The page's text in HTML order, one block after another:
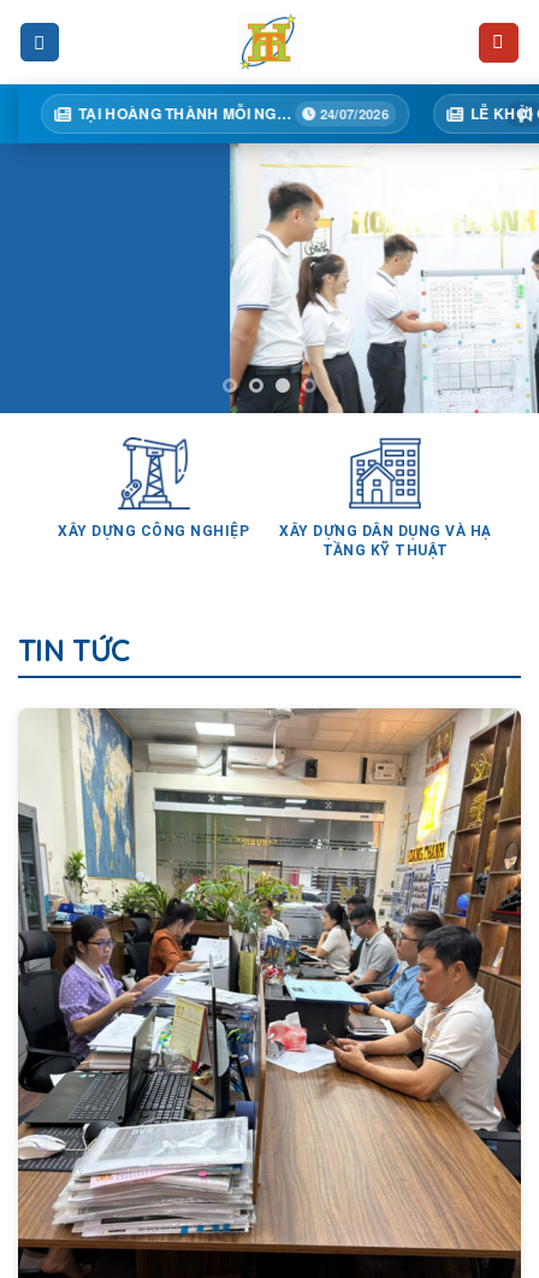
TẠI HOÀNG THÀNH MỖI NGÀY MỘT BƯỚC TIẾN 24/07/2026
XÂY DỰNG CÔNG NGHIỆP
XÂY DỰNG DÂN DỤNG VÀ HẠ
TẦNG KỸ THUẬT
TIN TỨC